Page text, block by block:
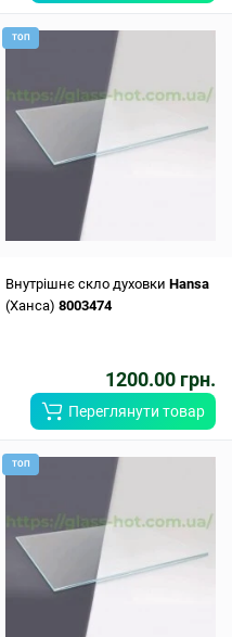
ТОП
Внутрішнє скло духовки Hansa
(Ханса) 8003474
1200.00 грн.
Переглянути товар
ТОП